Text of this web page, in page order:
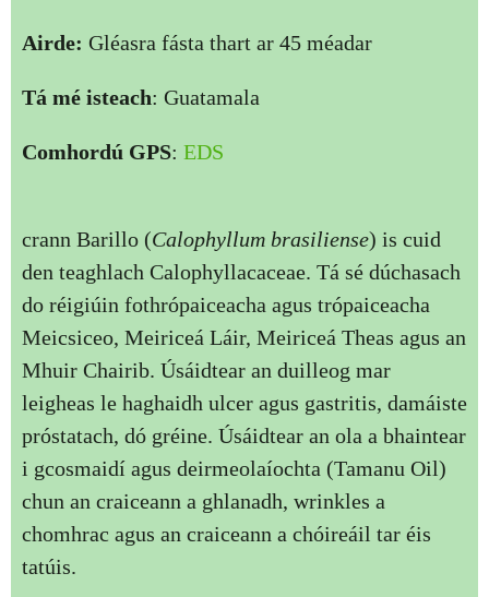
Airde: Gléasra fásta thart ar 45 méadar
Tá mé isteach: Guatamala
Comhordú GPS: EDS
crann Barillo (Calophyllum brasiliense) is cuid
den teaghlach Calophyllacaceae. Tá sé dúchasach
do réigiúin fothrópaiceacha agus trópaiceacha
Meicsiceo, Meiriceá Láir, Meiriceá Theas agus an
Mhuir Chairib. Úsáidtear an duilleog mar
leigheas le haghaidh ulcer agus gastritis, damáiste
próstatach, dó gréine. Úsáidtear an ola a bhaintear
i gcosmaidí agus deirmeolaíochta (Tamanu Oil)
chun an craiceann a ghlanadh, wrinkles a
chomhrac agus an craiceann a chóireáil tar éis
tatúis.